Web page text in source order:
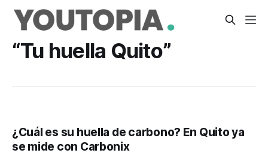
“Tu huella Quito”
¿Cuál es su huella de carbono? En Quito ya
se mide con Carbonix